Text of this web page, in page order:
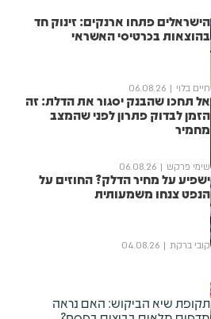
הישראלים פתחו ארנקים: זינוק חד
בהוצאות בכרטיסי האשראי
חיים בלוי 06.08.26
אל תחכו שהבנק יסגור את הדלת: זה
הזמן לבדוק פתרון לפני שהמצב
מחמיר
שימי פרקש 06.08.26
ישפיע על מחיר הדלק? החוזים על
הנפט צנחו משמעותית
קובי ברקת 04.08.26
תקופת שיא הביקוש: האם נראה